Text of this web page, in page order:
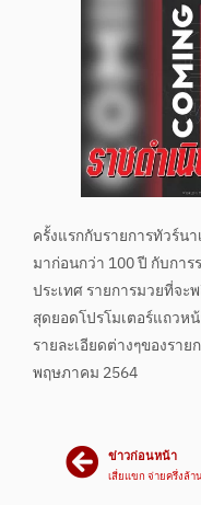
ครั้งแรกกับรายการทัวร์น
มาก่อนกว่า 100 ปี กับกา
ประเทศ รายการมวยที่จ
สุดยอดโปรโมเตอร์แถวห
รายละเอียดต่างๆของรา
พฤษภาคม 2564
ข่าวก่อนหน้า